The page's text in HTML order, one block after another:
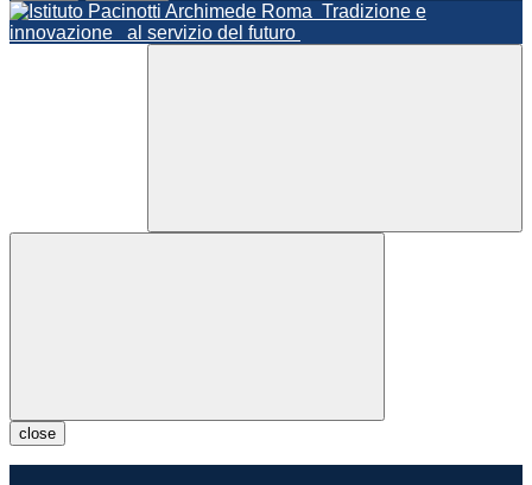
Roma Tradizione e
innovazione
al servizio del futuro
close